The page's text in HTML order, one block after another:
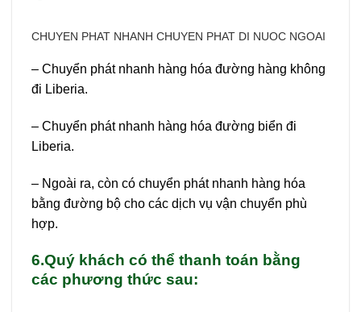
CHUYEN PHAT NHANH CHUYEN PHAT DI NUOC NGOAI
– Chuyển phát nhanh hàng hóa đường hàng không
đi Liberia.
– Chuyển phát nhanh hàng hóa đường biển đi
Liberia.
– Ngoài ra, còn có chuyển phát nhanh hàng hóa
bằng đường bộ cho các dịch vụ vận chuyển phù
hợp.
6.Quý khách có thể thanh toán bằng
các phương thức sau: